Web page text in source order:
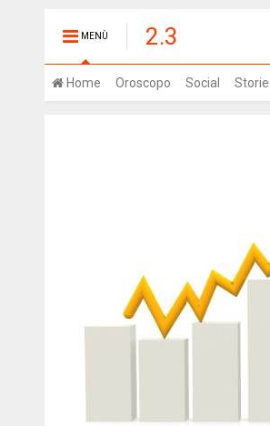
MENÙ 2.3
Home Oroscopo Social Storie